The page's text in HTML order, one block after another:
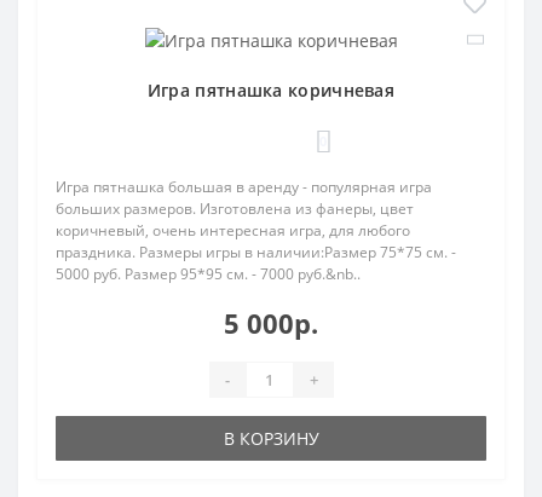
Игра пятнашка коричневая
Игра пятнашка большая в аренду - популярная игра
больших размеров. Изготовлена из фанеры, цвет
коричневый, очень интересная игра, для любого
праздника. Размеры игры в наличии:Размер 75*75 см. -
5000 руб. Размер 95*95 см. - 7000 руб.&nb..
5 000р.
- +
В КОРЗИНУ